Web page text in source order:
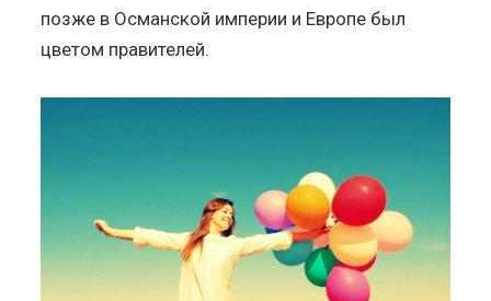
позже в Османской империи и Европе был
цветом правителей.